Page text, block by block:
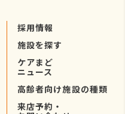
採用情報
施設を探す
ケアまど
ニュース
高齢者向け施設の種類
来店予約・